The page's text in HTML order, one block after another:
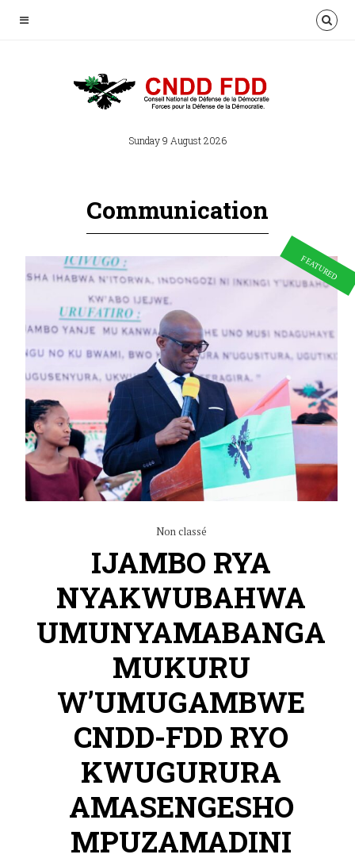
Sunday 9 August 2026
Communication
FEATURED
Non classé
IJAMBO RYA
NYAKWUBAHWA
UMUNYAMABANGA
MUKURU
W’UMUGAMBWE
CNDD-FDD RYO
KWUGURURA
AMASENGESHO
MPUZAMADINI